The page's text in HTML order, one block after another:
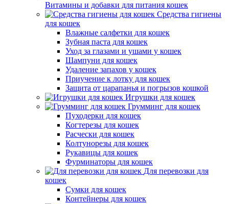
Витамины и добавки для питания кошек
Средства гигиены
для кошек
Влажные салфетки для кошек
Зубная паста для кошек
Уход за глазами и ушами у кошек
Шампуни для кошек
Удаление запахов у кошек
Приучение к лотку для кошек
Защита от царапанья и погрызов кошкой
Игрушки для кошек
Грумминг для кошек
Пуходерки для кошек
Когтерезы для кошек
Расчески для кошек
Колтунорезы для кошек
Рукавицы для кошек
Фурминаторы для кошек
Для перевозки для
кошек
Сумки для кошек
Контейнеры для кошек